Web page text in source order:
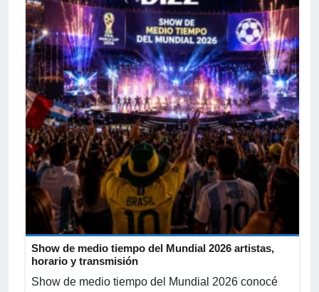
Show de medio tiempo del Mundial 2026 artistas,
horario y transmisión
Show de medio tiempo del Mundial 2026 conocé